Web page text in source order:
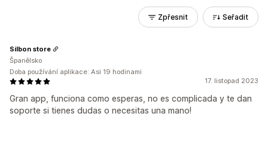
Zpřesnit Seřadit
17. listopad 2023
Gran app, funciona como esperas, no es complicada y te dan
soporte si tienes dudas o necesitas una mano!
Silbon store
Španělsko
Doba používání aplikace: Asi 19 hodinami